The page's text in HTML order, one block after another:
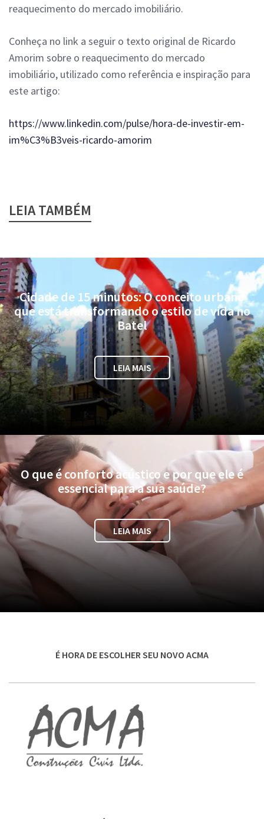
reaquecimento do mercado imobiliário.
Conheça no link a seguir o texto original de Ricardo
Amorim sobre o reaquecimento do mercado
imobiliário, utilizado como referência e inspiração para
este artigo:
https://www.linkedin.com/pulse/hora-de-investir-em-
im%C3%B3veis-ricardo-amorim
LEIA TAMBÉM
Cidade de 15 minutos: O conceito urbano
que está transformando o estilo de vida no
Batel
LEIA MAIS
O que é conforto acústico e por que ele é
essencial para a sua saúde?
LEIA MAIS
É HORA DE ESCOLHER SEU NOVO ACMA